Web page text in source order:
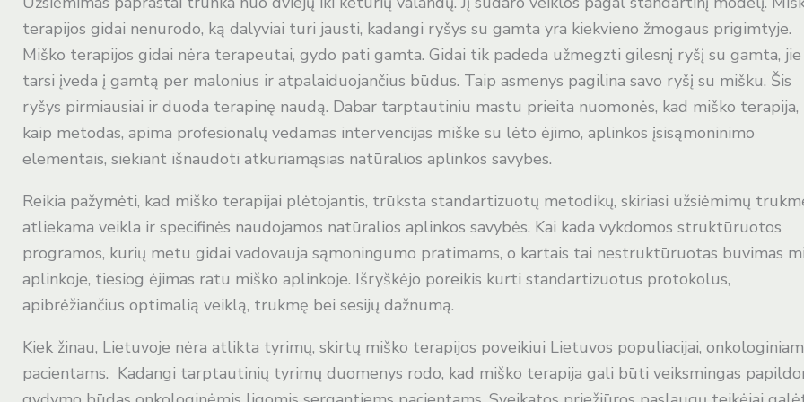
terapijos gidai nenurodo, ką dalyviai turi jausti, kadangi ryšys su gamta yra kiekvieno žmogaus prigimtyje.
Miško terapijos gidai nėra terapeutai, gydo pati gamta. Gidai tik padeda užmegzti gilesnį ryšį su gamta, jie
tarsi įveda į gamtą per malonius ir atpalaiduojančius būdus. Taip asmenys pagilina savo ryšį su mišku. Šis
ryšys pirmiausiai ir duoda terapinę naudą. Dabar tarptautiniu mastu prieita nuomonės, kad miško terapija,
kaip metodas, apima profesionalų vedamas intervencijas miške su lėto ėjimo, aplinkos įsisąmoninimo
elementais, siekiant išnaudoti atkuriamąsias natūralios aplinkos savybes.
Reikia pažymėti, kad miško terapijai plėtojantis, trūksta standartizuotų metodikų, skiriasi užsiėmimų
atliekama veikla ir specifinės naudojamos natūralios aplinkos savybės. Kai kada vykdomos struktūruotos
programos, kurių metu gidai vadovauja sąmoningumo pratimams, o kartais tai nestruktūruotas buvimas
aplinkoje, tiesiog ėjimas ratu miško aplinkoje. Išryškėjo poreikis kurti standartizuotus protokolus,
apibrėžiančius optimalią veiklą, trukmę bei sesijų dažnumą.
Kiek žinau, Lietuvoje nėra atlikta tyrimų, skirtų miško terapijos poveikiui Lietuvos populiacijai,
pacientams. Kadangi tarptautinių tyrimų duomenys rodo, kad miško terapija gali būti veiksmingas